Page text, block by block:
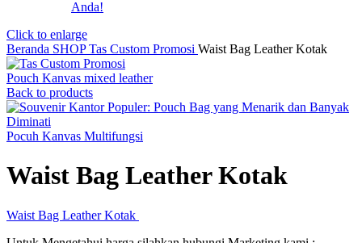
Click to enlarge
Beranda SHOPTas Custom Promosi Waist Bag Leather Kotak
Pouch Kanvas mixed leather
Back to products
Pocuh Kanvas Multifungsi
Waist Bag Leather Kotak
Waist Bag Leather Kotak